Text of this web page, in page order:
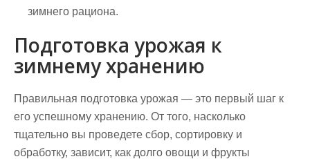
зимнего рациона.
Подготовка урожая к
зимнему хранению
Правильная подготовка урожая — это первый шаг к
его успешному хранению. От того, насколько
тщательно вы проведете сбор, сортировку и
обработку, зависит, как долго овощи и фрукты